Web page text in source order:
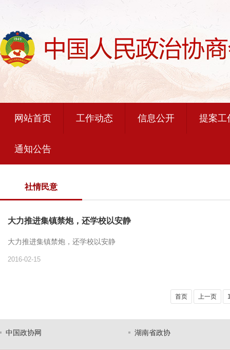
网站首页 工作动态 信息公开 提案工
通知公告
社情民意
大力推进集镇禁炮，还学校以安静
大力推进集镇禁炮，还学校以安静
2016-02-15
首页 上一页
中国政协网 湖南省政协